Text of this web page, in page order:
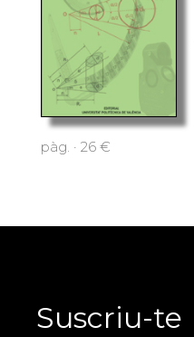
pàg. · 26 €
Suscriu-te